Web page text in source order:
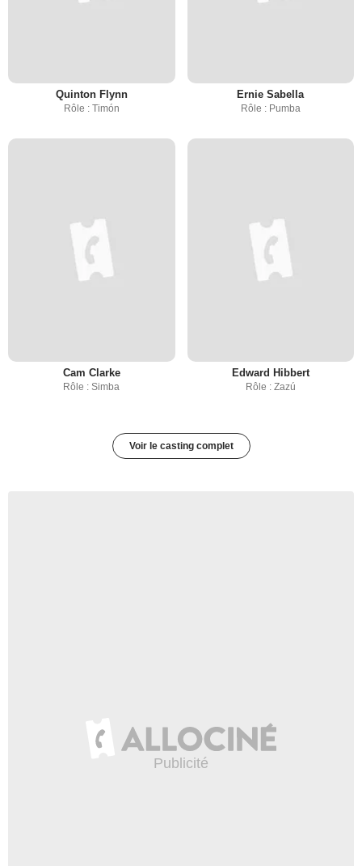
Quinton Flynn
Rôle : Timón
Ernie Sabella
Rôle : Pumba
Cam Clarke
Rôle : Simba
Edward Hibbert
Rôle : Zazú
Voir le casting complet